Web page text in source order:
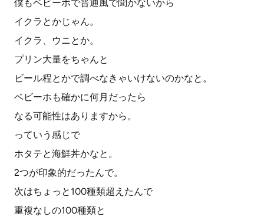
僕もベビーホで普通風で聞かないから
イクラとかじゃん。
イクラ、ウニとか。
プリン大量をちゃんと
ビール程とかで調べなきゃいけないのかなと。
ベビーホも確かに何月だったら
なる可能性はありますから。
っていう感じで
ホタテと海鮮丼かなと。
2つが印象的だったんで。
次はちょっと100種類超えたんで
重複なしの100種類と